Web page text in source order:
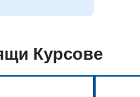
от данни.Курсове